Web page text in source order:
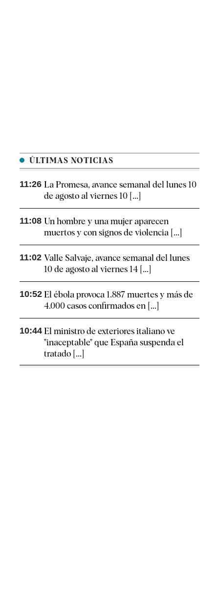
ÚLTIMAS NOTICIAS
11:26 La Promesa, avance semanal del lunes 10
de agosto al viernes 10 [...]
11:08 Un hombre y una mujer aparecen
muertos y con signos de violencia [...]
11:02 Valle Salvaje, avance semanal del lunes
10 de agosto al viernes 14 [...]
10:52 El ébola provoca 1.887 muertes y más de
4.000 casos confirmados en [...]
10:44 El ministro de exteriores italiano ve
"inaceptable" que España suspenda el
tratado [...]